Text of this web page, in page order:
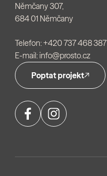
Němčany 307,
684 01 Němčany
Telefon:+420 737 468 387
E-mail: info@prosto.cz
Poptat projekt